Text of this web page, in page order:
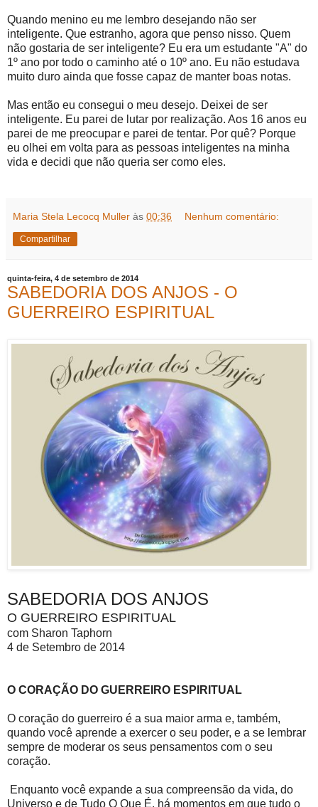
Quando menino eu me lembro desejando não ser
inteligente. Que estranho, agora que penso nisso. Quem
não gostaria de ser inteligente? Eu era um estudante "A" do
1º ano por todo o caminho até o 10º ano. Eu não estudava
muito duro ainda que fosse capaz de manter boas notas.
Mas então eu consegui o meu desejo. Deixei de ser
inteligente. Eu parei de lutar por realização. Aos 16 anos eu
parei de me preocupar e parei de tentar. Por quê? Porque
eu olhei em volta para as pessoas inteligentes na minha
vida e decidi que não queria ser como eles.
Maria Stela Lecocq Muller às 00:36 Nenhum comentário:
Compartilhar
quinta-feira, 4 de setembro de 2014
SABEDORIA DOS ANJOS - O
GUERREIRO ESPIRITUAL
SABEDORIA DOS ANJOS
O GUERREIRO ESPIRITUAL
com Sharon Taphorn
4 de Setembro de 2014
O CORAÇÃO DO GUERREIRO ESPIRITUAL
O coração do guerreiro é a sua maior arma e, também,
quando você aprende a exercer o seu poder, e a se lembrar
sempre de moderar os seus pensamentos com o seu
coração.
Enquanto você expande a sua compreensão da vida, do
Universo e de Tudo O Que É, há momentos em que tudo o